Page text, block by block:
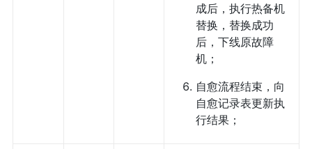
成后，执行热备机
替换，替换成功
后，下线原故障
机；
自愈流程结束，向
自愈记录表更新执
行结果；